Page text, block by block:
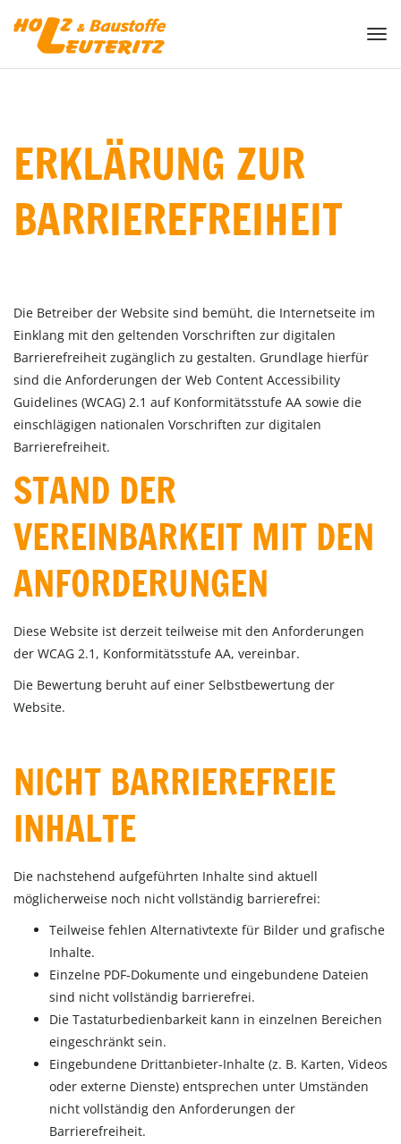
ERKLÄRUNG ZUR
BARRIEREFREIHEIT
Die Betreiber der Website sind bemüht, die Internetseite im
Einklang mit den geltenden Vorschriften zur digitalen
Barrierefreiheit zugänglich zu gestalten. Grundlage hierfür
sind die Anforderungen der Web Content Accessibility
Guidelines (WCAG) 2.1 auf Konformitätsstufe AA sowie die
einschlägigen nationalen Vorschriften zur digitalen
Barrierefreiheit.
STAND DER
VEREINBARKEIT MIT DEN
ANFORDERUNGEN
Diese Website ist derzeit teilweise mit den Anforderungen
der WCAG 2.1, Konformitätsstufe AA, vereinbar.
Die Bewertung beruht auf einer Selbstbewertung der
Website.
NICHT BARRIEREFREIE
INHALTE
Die nachstehend aufgeführten Inhalte sind aktuell
möglicherweise noch nicht vollständig barrierefrei:
Teilweise fehlen Alternativtexte für Bilder und grafische
Inhalte.
Einzelne PDF-Dokumente und eingebundene Dateien
sind nicht vollständig barrierefrei.
Die Tastaturbedienbarkeit kann in einzelnen Bereichen
eingeschränkt sein.
Eingebundene Drittanbieter-Inhalte (z. B. Karten, Videos
oder externe Dienste) entsprechen unter Umständen
nicht vollständig den Anforderungen der
Barrierefreiheit.